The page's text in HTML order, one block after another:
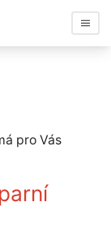
pro Vás